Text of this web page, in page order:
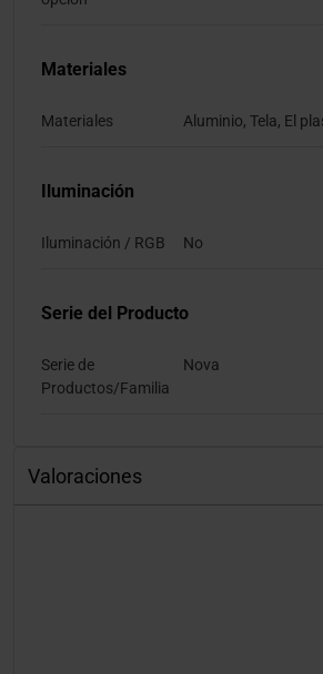
Materiales
Materiales Aluminio, Tela, El
Iluminación
Iluminación / RGB No
Serie del Producto
Serie de
Productos/Familia
Nova
Valoraciones